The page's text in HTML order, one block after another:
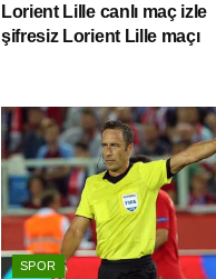
Lorient Lille canlı maç izle
şifresiz Lorient Lille maçı
SPOR